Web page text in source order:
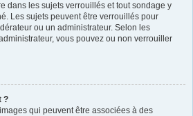
dans les sujets verrouillés et tout sondage y
Les sujets peuvent être verrouillés pour
ou un administrateur. Selon les
vous pouvez ou non verrouiller
?
qui peuvent être associées à des